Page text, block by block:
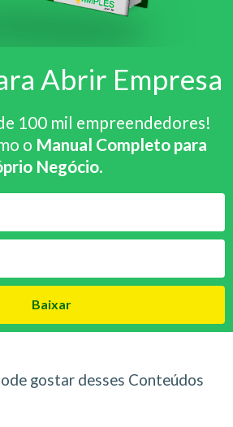
Abrir Empresa
100 mil empreendedores!
o Manual Completo para
Negócio.
Baixar
gostar desses Conteúdos